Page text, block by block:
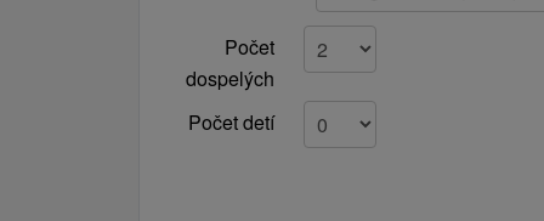
Počet
dospelých
Počet detí